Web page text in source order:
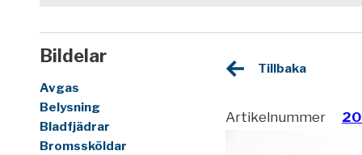
Bildelar
Avgas
Belysning
Bladfjädrar
Bromssköldar
Tillbaka
Artikelnummer